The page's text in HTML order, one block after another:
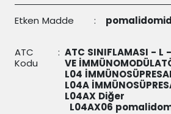
Etken Madde : pomalidomid
ATC
Kodu
: ATC SINIFLAMASI - L
VE
L04
L04A
L04AX Diğer
L04AX06